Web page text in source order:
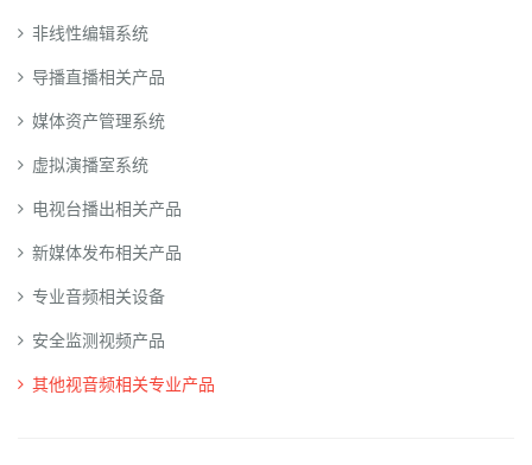
非线性编辑系统
导播直播相关产品
媒体资产管理系统
虚拟演播室系统
电视台播出相关产品
新媒体发布相关产品
专业音频相关设备
安全监测视频产品
其他视音频相关专业产品